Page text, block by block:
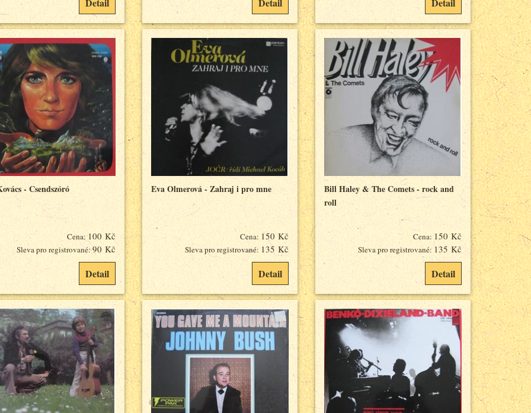
Detail Detail Detail
- Csendszóró
Cena:100 Kč
Sleva pro registrované:90 Kč
Detail
Eva Olmerová - Zahraj i pro mne
Cena: 150 Kč
Sleva pro registrované: 135 Kč
Detail
Bill Haley & The Comets - rock and
roll
Cena: 150 Kč
Sleva pro registrované: 135 Kč
Detail